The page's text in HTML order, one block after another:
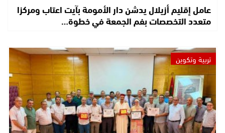
عامل إقليم أزيلال يدشن دار الأمومة بآيت اعتاب ومركزا
متعدد التخصصات بفم الجمعة في خطوة…
تربية وتكوين